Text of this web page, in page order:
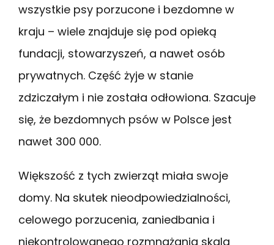
wszystkie psy porzucone i bezdomne w
kraju – wiele znajduje się pod opieką
fundacji, stowarzyszeń, a nawet osób
prywatnych. Część żyje w stanie
zdziczałym i nie została odłowiona. Szacuje
się, że bezdomnych psów w Polsce jest
nawet 300 000.
Większość z tych zwierząt miała swoje
domy. Na skutek nieodpowiedzialności,
celowego porzucenia, zaniedbania i
niekontrolowanego rozmnażania skala